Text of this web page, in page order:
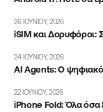
iSIM και Δορυφόροι:
26 ΙΟΥΝΊΟΥ, 2026
AI Agents: Ο
24 ΙΟΥΝΊΟΥ, 2026
iPhone Fold: Όλα όσα
22 ΙΟΥΝΊΟΥ, 2026